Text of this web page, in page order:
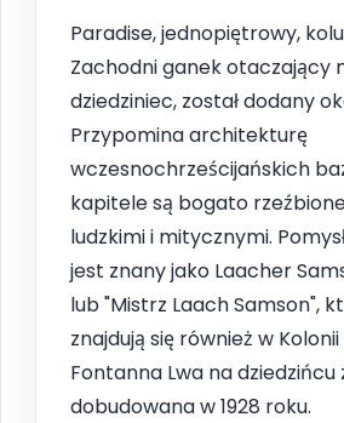
Paradise, jednopiętrowy,
Zachodni ganek otaczający
dziedziniec, został dodany
Przypomina architekturę
wczesnochrześcijańskich
kapitele są bogato
ludzkimi i mitycznymi.
jest znany jako Laacher
lub "Mistrz Laach Samson",
znajdują się również w Kolonii
Fontanna Lwa na dziedzińcu
dobudowana w 1928 roku.